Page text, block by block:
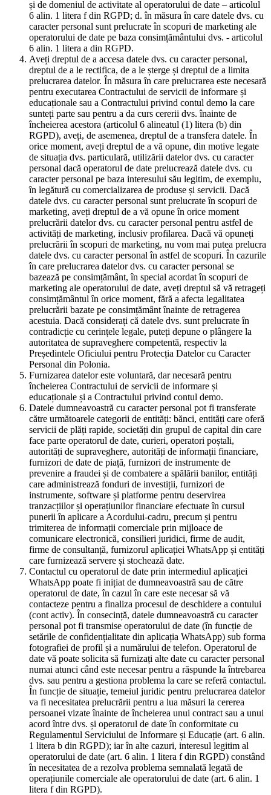
și de domeniul de activitate al operatorului de date – articolul
6 alin. 1 litera f din RGPD; d. în măsura în care datele dvs. cu
caracter personal sunt prelucrate în scopuri de marketing ale
operatorului de date pe baza consimțământului dvs. - articolul
6 alin. 1 litera a din RGPD.
Aveți dreptul de a accesa datele dvs. cu caracter personal,
dreptul de a le rectifica, de a le șterge și dreptul de a limita
prelucrarea datelor. În măsura în care prelucrarea este necesară
pentru executarea Contractului de servicii de informare și
educaționale sau a Contractului privind contul demo la care
sunteți parte sau pentru a da curs cererii dvs. înainte de
încheierea acestora (articolul 6 alineatul (1) litera (b) din
RGPD), aveți, de asemenea, dreptul de a transfera datele. În
orice moment, aveți dreptul de a vă opune, din motive legate
de situația dvs. particulară, utilizării datelor dvs. cu caracter
personal dacă operatorul de date prelucrează datele dvs. cu
caracter personal pe baza interesului său legitim, de exemplu,
în legătură cu comercializarea de produse și servicii. Dacă
datele dvs. cu caracter personal sunt prelucrate în scopuri de
marketing, aveți dreptul de a vă opune în orice moment
prelucrării datelor dvs. cu caracter personal pentru astfel de
activități de marketing, inclusiv profilarea. Dacă vă opuneți
prelucrării în scopuri de marketing, nu vom mai putea prelucra
datele dvs. cu caracter personal în astfel de scopuri. În cazurile
în care prelucrarea datelor dvs. cu caracter personal se
bazează pe consimțământ, în special acordat în scopuri de
marketing ale operatorului de date, aveți dreptul să vă retrageți
consimțământul în orice moment, fără a afecta legalitatea
prelucrării bazate pe consimțământ înainte de retragerea
acestuia. Dacă considerați că datele dvs. sunt prelucrate în
contradicție cu cerințele legale, puteți depune o plângere la
autoritatea de supraveghere competentă, respectiv la
Președintele Oficiului pentru Protecția Datelor cu Caracter
Personal din Polonia.
Furnizarea datelor este voluntară, dar necesară pentru
încheierea Contractului de servicii de informare și
educaționale și a Contractului privind contul demo.
Datele dumneavoastră cu caracter personal pot fi transferate
către următoarele categorii de entități: bănci, entități care oferă
servicii de plăți rapide, societăți din grupul de capital din care
face parte operatorul de date, curieri, operatori poștali,
autorități de supraveghere, autorități de informații financiare,
furnizori de date de piață, furnizori de instrumente de
prevenire a fraudei și de combatere a spălării banilor, entități
care administrează fonduri de investiții, furnizori de
instrumente, software și platforme pentru deservirea
tranzacțiilor și operațiunilor financiare efectuate în cursul
punerii în aplicare a Acordului-cadru, precum și pentru
trimiterea de informații comerciale prin mijloace de
comunicare electronică, consilieri juridici, firme de audit,
firme de consultanță, furnizorul aplicației WhatsApp și entități
care furnizează servere și stochează date.
Contactul cu operatorul de date prin intermediul aplicației
WhatsApp poate fi inițiat de dumneavoastră sau de către
operatorul de date, în cazul în care este necesar să vă
contacteze pentru a finaliza procesul de deschidere a contului
(cont activ). În consecință, datele dumneavoastră cu caracter
personal pot fi transmise operatorului de date (în funcție de
setările de confidențialitate din aplicația WhatsApp) sub forma
fotografiei de profil și a numărului de telefon. Operatorul de
date vă poate solicita să furnizați alte date cu caracter personal
numai atunci când este necesar pentru a răspunde la întrebarea
dvs. sau pentru a gestiona problema la care se referă contactul.
În funcție de situație, temeiul juridic pentru prelucrarea datelor
va fi necesitatea prelucrării pentru a lua măsuri la cererea
persoanei vizate înainte de încheierea unui contract sau a unui
acord între dvs. și operatorul de date în conformitate cu
Regulamentul Serviciului de Informare și Educație (art. 6 alin.
1 litera b din RGPD); iar în alte cazuri, interesul legitim al
operatorului de date (art. 6 alin. 1 litera f din RGPD) constând
în necesitatea de a rezolva problema semnalată legată de
operațiunile comerciale ale operatorului de date (art. 6 alin. 1
litera f din RGPD).